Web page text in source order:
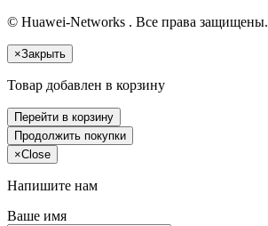
© Huawei-Networks . Все права защищены.
×Закрыть
Товар добавлен в корзину
Перейти в корзину
Продолжить покупки
×Close
Напишите нам
Ваше имя